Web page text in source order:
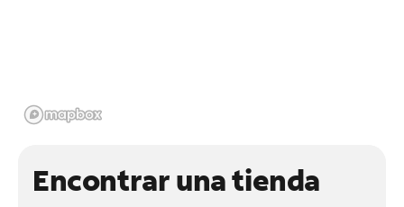
Encontrar una tienda